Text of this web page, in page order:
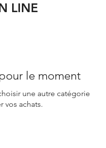
LINE
le moment
une autre catégorie
vos achats.